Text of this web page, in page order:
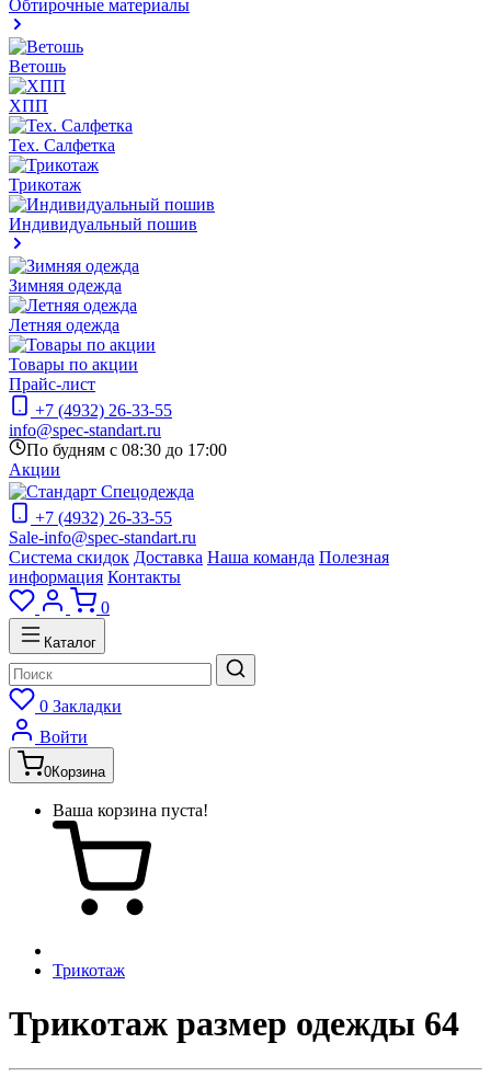
Обтирочные материалы
Ветошь
ХПП
Тех. Салфетка
Трикотаж
Индивидуальный пошив
Зимняя одежда
Летняя одежда
Товары по акции
Прайс-лист
+7 (4932) 26-33-55
info@spec-standart.ru
По будням с 08:30 до 17:00
Акции
+7 (4932) 26-33-55
Sale-info@spec-standart.ru
Система скидок Доставка Наша команда Полезная
информация Контакты
0
Каталог
0 Закладки
Войти
0Корзина
Ваша корзина пуста!
Трикотаж
Трикотаж размер одежды 64